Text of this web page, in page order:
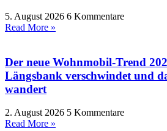
5. August 2026 6 Kommentare
Read More »
Der neue Wohnmobil-Trend
Längsbank verschwindet und
wandert
2. August 2026 5 Kommentare
Read More »